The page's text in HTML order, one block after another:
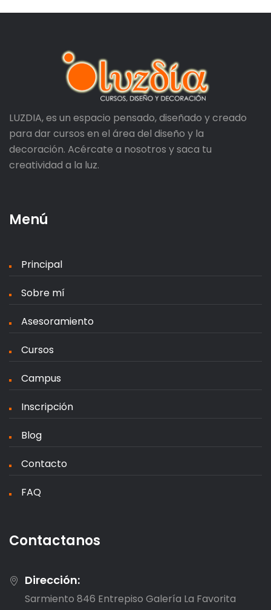
LUZDIA, es un espacio pensado, diseñado y creado
para dar cursos en el área del diseño y la
decoración. Acércate a nosotros y saca tu
creatividad a la luz.
Menú
Principal
Sobre mí
Asesoramiento
Cursos
Campus
Inscripción
Blog
Contacto
FAQ
Contactanos
Dirección:
Sarmiento 846 Entrepiso Galería La Favorita